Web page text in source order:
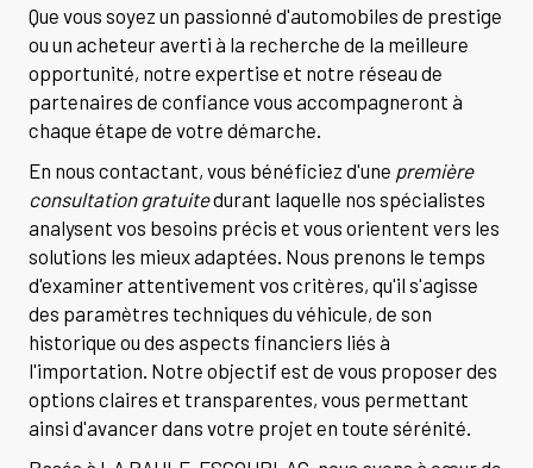
Que vous soyez un passionné d'automobiles de prestige
ou un acheteur averti à la recherche de la meilleure
opportunité, notre expertise et notre réseau de
partenaires de confiance vous accompagneront à
chaque étape de votre démarche.
En nous contactant, vous bénéficiez d'une première
consultation gratuitedurant laquelle nos spécialistes
analysent vos besoins précis et vous orientent vers les
solutions les mieux adaptées. Nous prenons le temps
d'examiner attentivement vos critères, qu'il s'agisse
des paramètres techniques du véhicule, de son
historique ou des aspects financiers liés à
l'importation. Notre objectif est de vous proposer des
options claires et transparentes, vous permettant
ainsi d'avancer dans votre projet en toute sérénité.